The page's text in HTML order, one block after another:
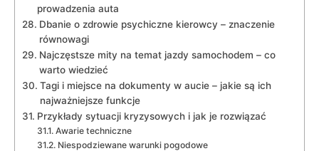
prowadzenia auta
Dbanie o zdrowie‌ psychiczne ⁤kierowcy – znaczenie
⁢równowagi
Najczęstsze mity na⁤ temat ⁤jazdy⁤ samochodem ‍– co
warto⁣ wiedzieć
Tagi⁤ i miejsce na dokumenty w aucie – jakie są ich
najważniejsze ⁣funkcje
Przykłady sytuacji kryzysowych i⁢ jak‍ je rozwiązać
Awarie‌ techniczne
Niespodziewane warunki pogodowe